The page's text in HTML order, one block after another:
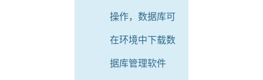
操作，数据库可
在环境中下载数
据库管理软件